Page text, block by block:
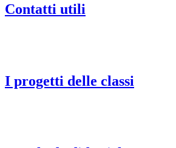
Contatti utili
I progetti delle classi